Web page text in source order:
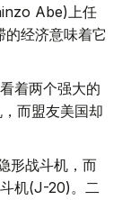
Abe)上任
的经济意味着它
着两个强大的
而盟友美国却
形战斗机，而
机(J-20)。二